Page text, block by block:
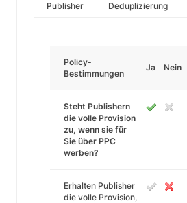
Publisher Deduplizierung
Policy-
Bestimmungen
Ja Nein
Steht Publishern
die volle Provision
zu, wenn sie für
Sie über PPC
werben?
Erhalten Publisher
die volle Provision,